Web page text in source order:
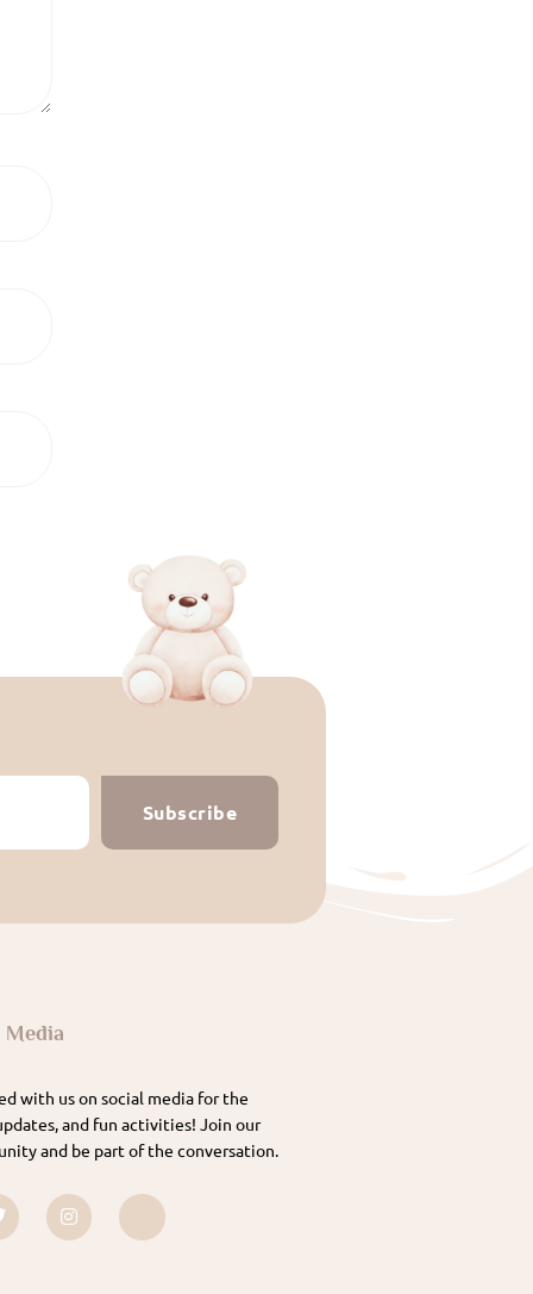
Subscribe
Media
with us on social media for the
and fun activities! Join our
and be part of the conversation.